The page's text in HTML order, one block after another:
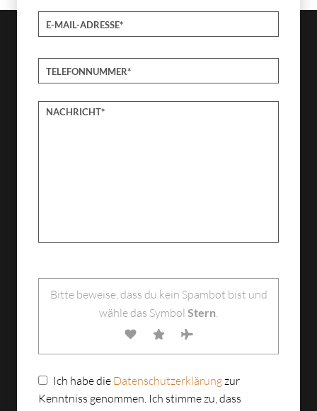
Bitte lasse dieses Feld leer.
Bitte beweise, dass du kein Spambot bist und
wähle das Symbol Stern.
Ich habe die Datenschutzerklärungzur
Kenntniss genommen. Ich stimme zu, dass